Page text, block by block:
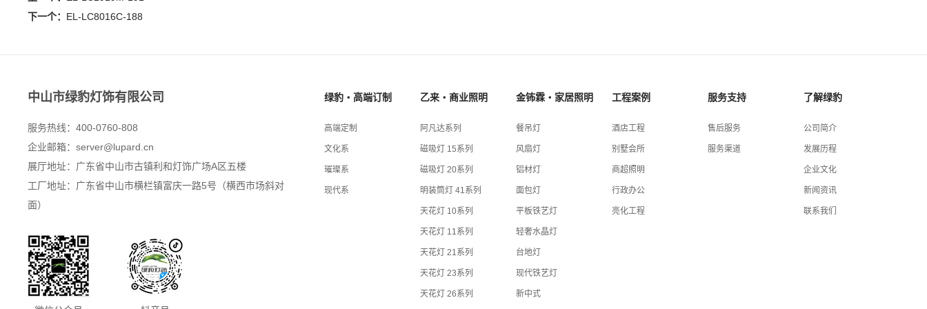
下一个： EL-LC8016C-188
中山市绿豹灯饰有限公司
服务热线：400-0760-808
企业邮箱：server@lupard.cn
展厅地址：广东省中山市古镇利和灯饰广场A区五楼
工厂地址：广东省中山市横栏镇富庆一路5号（横西市场斜对
面）
绿豹・高端订制
高端定制
文化系
璀璨系
现代系
乙来・商业照明
阿凡达系列
磁吸灯 15系列
磁吸灯 20系列
明装筒灯 41系列
天花灯 10系列
天花灯 11系列
天花灯 21系列
天花灯 23系列
天花灯 26系列
金钸霖・家居照明
餐吊灯
风扇灯
铝材灯
面包灯
平板铁艺灯
轻奢水晶灯
台地灯
现代铁艺灯
新中式
工程案例
酒店工程
别墅会所
商超照明
行政办公
亮化工程
服务支持
售后服务
服务渠道
了解绿豹
公司简介
发展历程
企业文化
新闻资讯
联系我们